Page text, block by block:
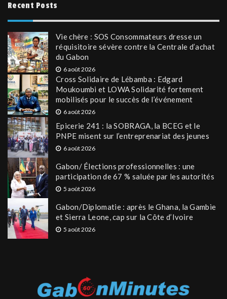
Recent Posts
Vie chère : SOS Consommateurs dresse un
réquisitoire sévère contre la Centrale d’achat
du Gabon
6 août 2026
Cross Solidaire de Lébamba : Edgard
Moukoumbi et LOWA Solidarité fortement
mobilisés pour le succès de l’événement
6 août 2026
Epicerie 241 : la SOBRAGA, la BCEG et le
PNPE misent sur l’entreprenariat des jeunes
6 août 2026
Gabon/ Élections professionnelles : une
participation de 67 % saluée par les autorités
5 août 2026
Gabon/Diplomatie : après le Ghana, la Gambie
et Sierra Leone, cap sur la Côte d’Ivoire
5 août 2026